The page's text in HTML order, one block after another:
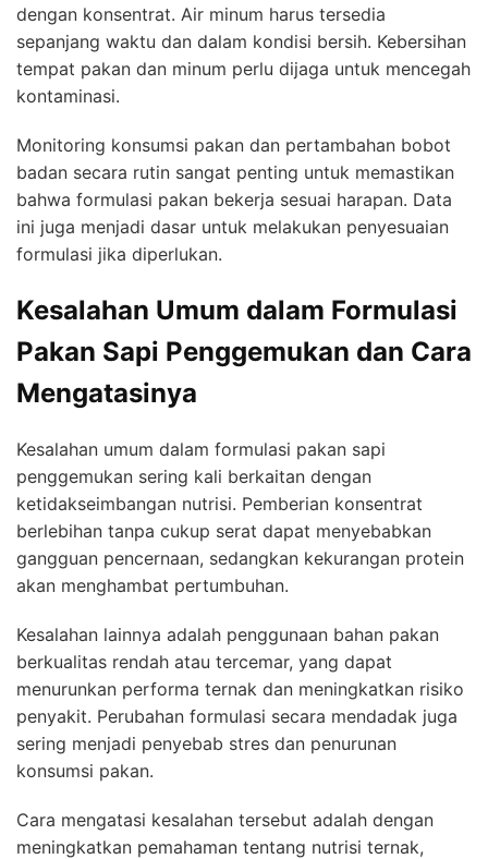
dengan konsentrat. Air minum harus tersedia
sepanjang waktu dan dalam kondisi bersih. Kebersihan
tempat pakan dan minum perlu dijaga untuk mencegah
kontaminasi.
Monitoring konsumsi pakan dan pertambahan bobot
badan secara rutin sangat penting untuk memastikan
bahwa formulasi pakan bekerja sesuai harapan. Data
ini juga menjadi dasar untuk melakukan penyesuaian
formulasi jika diperlukan.
Kesalahan Umum dalam Formulasi
Pakan Sapi Penggemukan dan Cara
Mengatasinya
Kesalahan umum dalam formulasi pakan sapi
penggemukan sering kali berkaitan dengan
ketidakseimbangan nutrisi. Pemberian konsentrat
berlebihan tanpa cukup serat dapat menyebabkan
gangguan pencernaan, sedangkan kekurangan protein
akan menghambat pertumbuhan.
Kesalahan lainnya adalah penggunaan bahan pakan
berkualitas rendah atau tercemar, yang dapat
menurunkan performa ternak dan meningkatkan risiko
penyakit. Perubahan formulasi secara mendadak juga
sering menjadi penyebab stres dan penurunan
konsumsi pakan.
Cara mengatasi kesalahan tersebut adalah dengan
meningkatkan pemahaman tentang nutrisi ternak,